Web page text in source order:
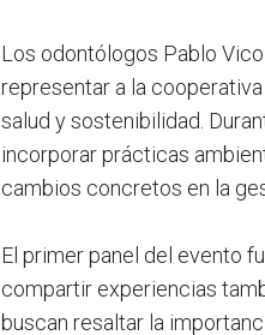
Los odontólogos Pablo
representar a la
salud y sostenibilidad.
incorporar prácticas
cambios concretos en la
El primer panel del evento
compartir experiencias
buscan resaltar la